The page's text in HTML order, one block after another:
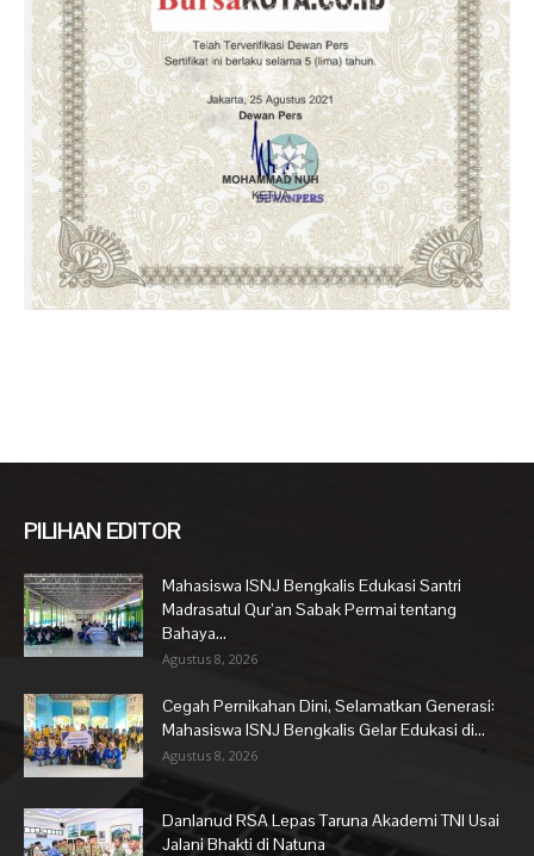
PILIHAN EDITOR
Mahasiswa ISNJ Bengkalis Edukasi Santri
Madrasatul Qur’an Sabak Permai tentang
Bahaya...
Agustus 8, 2026
Cegah Pernikahan Dini, Selamatkan Generasi:
Mahasiswa ISNJ Bengkalis Gelar Edukasi di...
Agustus 8, 2026
Danlanud RSA Lepas Taruna Akademi TNI Usai
Jalani Bhakti di Natuna